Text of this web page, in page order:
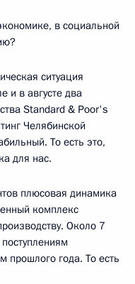
в социальной
ситуация
и в августе два
Standard & Poor's
Челябинской
То есть это,
для нас.
плюсовая динамика
комплекс
Около 7
прошлого года. То есть